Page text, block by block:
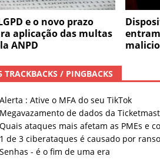
e o novo prazo
aplicação das multas
ANPD
TRACKBACKS / PINGBACKS
Alerta : Ative o MFA do seu TikTok
Megavazamento de dados da
Quais ataques mais afetam as PMEs e
1 de 3 ciberataques é causado por
Senhas - é o fim de uma era